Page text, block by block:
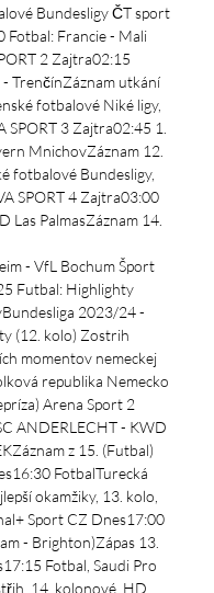
Bundesligy ČT sport
Fotbal: Francie - Mali
2 Zajtra02:15
TrenčínZáznam utkání
fotbalové Niké ligy,
SPORT 3 Zajtra02:45 1.
MnichovZáznam 12.
fotbalové Bundesligy,
SPORT 4 Zajtra03:00
Las PalmasZáznam 14.
- VfL Bochum Šport
Futbal: Highlighty
2023/24 -
(12. kolo) Zostrih
momentov nemeckej
republika Nemecko
Arena Sport 2
ANDERLECHT - KWD
z 15. (Futbal)
FotbalTurecká
okamžiky, 13. kolo,
Sport CZ Dnes17:00
- Brighton)Zápas 13.
Fotbal, Saudi Pro
14. kolonové, HD